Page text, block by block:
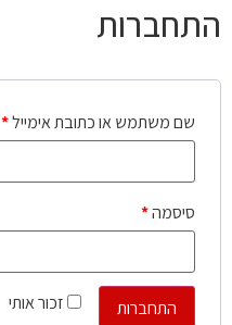
התחברות
שם משתמש או כתובת אימייל*
סיסמה*
זכור אותי
התחברות